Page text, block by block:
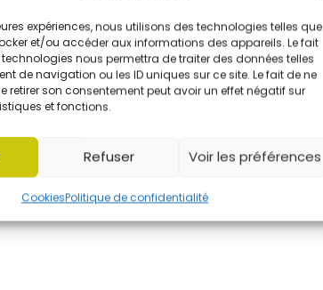
expériences, nous utilisons des technologies telles que
et/ou accéder aux informations des appareils. Le fait
nous permettra de traiter des données telles
de navigation ou les ID uniques sur ce site. Le fait de ne
retirer son consentement peut avoir un effet négatif sur
et fonctions.
Refuser Voir les préférences
CookiesPolitique de confidentialité